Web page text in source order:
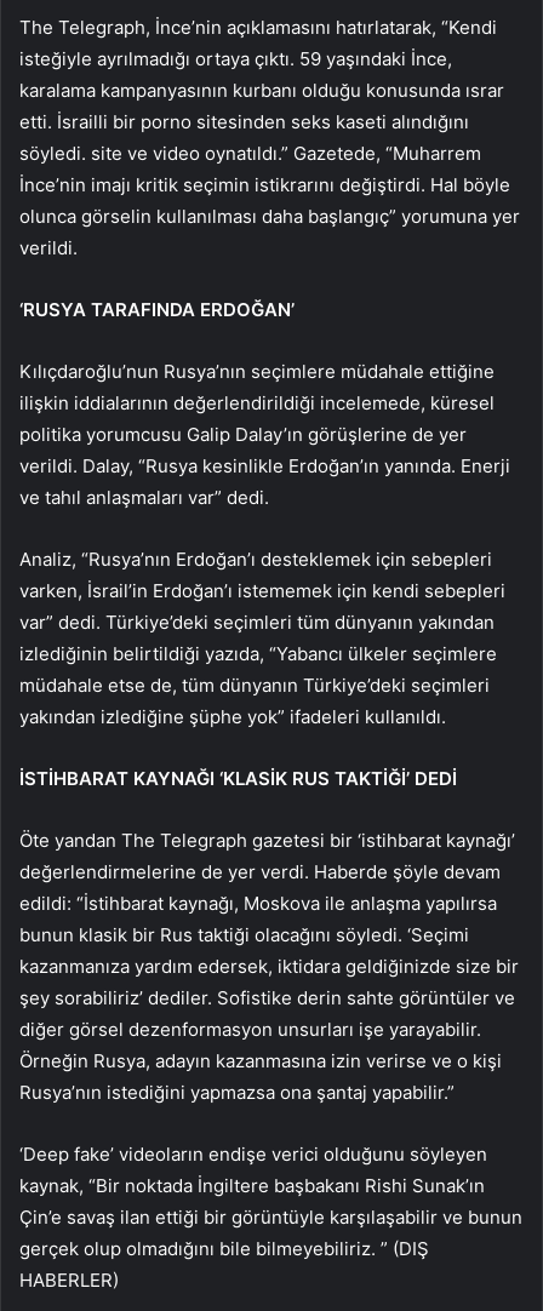
The Telegraph, İnce’nin açıklamasını hatırlatarak, “Kendi
isteğiyle ayrılmadığı ortaya çıktı. 59 yaşındaki İnce,
karalama kampanyasının kurbanı olduğu konusunda ısrar
etti. İsrailli bir porno sitesinden seks kaseti alındığını
söyledi. site ve video oynatıldı.” Gazetede, “Muharrem
İnce’nin imajı kritik seçimin istikrarını değiştirdi. Hal böyle
olunca görselin kullanılması daha başlangıç” yorumuna yer
verildi.
‘RUSYA TARAFINDA ERDOĞAN’
Kılıçdaroğlu’nun Rusya’nın seçimlere müdahale ettiğine
ilişkin iddialarının değerlendirildiği incelemede, küresel
politika yorumcusu Galip Dalay’ın görüşlerine de yer
verildi. Dalay, “Rusya kesinlikle Erdoğan’ın yanında. Enerji
ve tahıl anlaşmaları var” dedi.
Analiz, “Rusya’nın Erdoğan’ı desteklemek için sebepleri
varken, İsrail’in Erdoğan’ı istememek için kendi sebepleri
var” dedi. Türkiye’deki seçimleri tüm dünyanın yakından
izlediğinin belirtildiği yazıda, “Yabancı ülkeler seçimlere
müdahale etse de, tüm dünyanın Türkiye’deki seçimleri
yakından izlediğine şüphe yok” ifadeleri kullanıldı.
İSTİHBARAT KAYNAĞI ‘KLASİK RUS TAKTİĞİ’ DEDİ
Öte yandan The Telegraph gazetesi bir ‘istihbarat kaynağı’
değerlendirmelerine de yer verdi. Haberde şöyle devam
edildi: “İstihbarat kaynağı, Moskova ile anlaşma yapılırsa
bunun klasik bir Rus taktiği olacağını söyledi. ‘Seçimi
kazanmanıza yardım edersek, iktidara geldiğinizde size bir
şey sorabiliriz’ dediler. Sofistike derin sahte görüntüler ve
diğer görsel dezenformasyon unsurları işe yarayabilir.
Örneğin Rusya, adayın kazanmasına izin verirse ve o kişi
Rusya’nın istediğini yapmazsa ona şantaj yapabilir.”
‘Deep fake’ videoların endişe verici olduğunu söyleyen
kaynak, “Bir noktada İngiltere başbakanı Rishi Sunak’ın
Çin’e savaş ilan ettiği bir görüntüyle karşılaşabilir ve bunun
gerçek olup olmadığını bile bilmeyebiliriz. ” (DIŞ
HABERLER)